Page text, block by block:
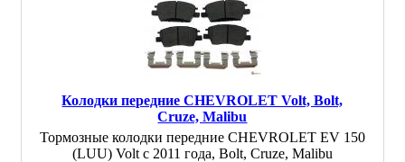
Колодки передние CHEVROLET Volt, Bolt,
Cruze, Malibu
Тормозные колодки передние CHEVROLET EV 150
(LUU) Volt с 2011 года, Bolt, Cruze, Malibu